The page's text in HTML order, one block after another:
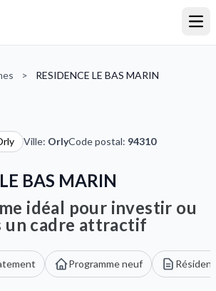
> RESIDENCE LE BAS MARIN
Ville: OrlyCode postal: 94310
BAS MARIN
idéal pour investir ou
un cadre attractif
Programme neuf